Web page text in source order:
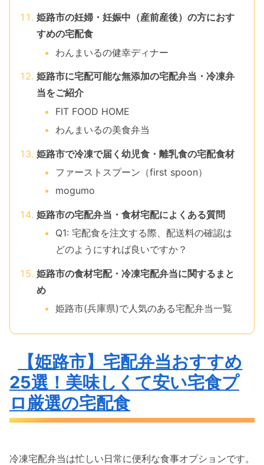
姫路市の妊婦・妊娠中（産前産後）の方におす
すめの宅配食
わんまいるの健幸ディナー
姫路市に宅配可能な無添加の宅配弁当・冷凍弁
当をご紹介
FIT FOOD HOME
わんまいるの美食弁当
姫路市で冷凍で届く幼児食・離乳食の宅配食材
ファーストスプーン（first spoon）
mogumo
姫路市の宅配弁当・食材宅配によくある質問
Q1: 宅配食を注文する際、配送料の確認は
どのようにすれば良いですか？
姫路市の食材宅配・冷凍宅配弁当に関するまと
め
姫路市(兵庫県)で人気のある宅配弁当一覧
【姫路市】宅配弁当おすすめ
25選！美味しくて安い宅食プ
ロ厳選の宅配食
冷凍宅配弁当は忙しい日常に便利な食事オプションです。